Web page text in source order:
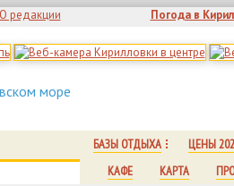
О редакции Погода в
море
БАЗЫ ОТДЫХА ЦЕНЫ
КАФЕ
КАРТА